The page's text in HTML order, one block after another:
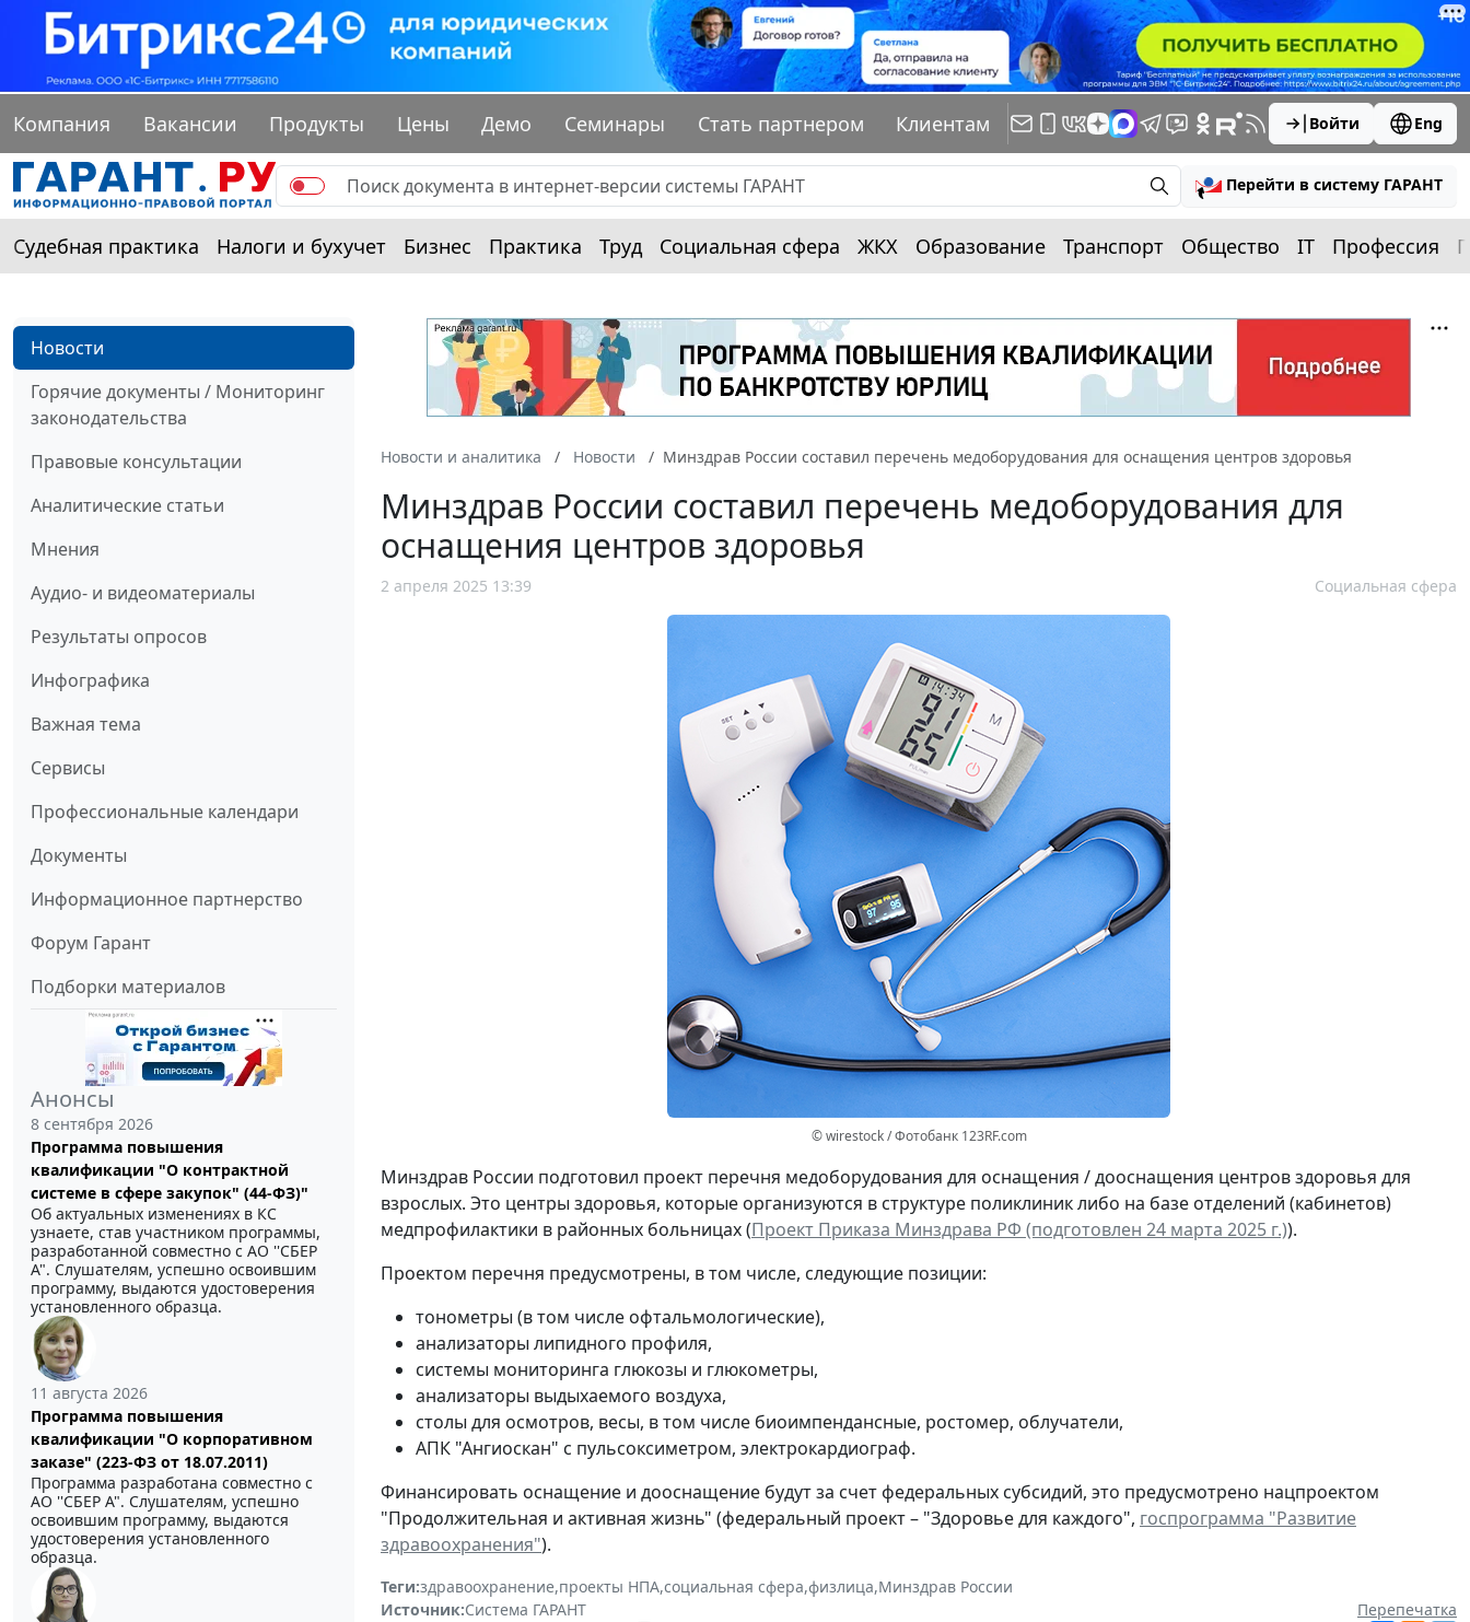
Компания Вакансии Продукты Цены Демо Семинары Стать партнером Клиентам Войти Eng
Перейти в систему ГАРАНТ
Судебная практика Налоги и бухучет Бизнес Практика Труд Социальная сфера ЖКХ Образование Транспорт Общество IT Профессия
Новости
Горячие документы / Мониторинг
законодательства
Правовые консультации
Аналитические статьи
Мнения
Аудио- и видеоматериалы
Результаты опросов
Инфографика
Важная тема
Сервисы
Профессиональные календари
Документы
Информационное партнерство
Форум Гарант
Подборки материалов
Анонсы
8 сентября 2026
Программа повышения
квалификации "О контрактной
системе в сфере закупок" (44-ФЗ)"
Об актуальных изменениях в КС
узнаете, став участником программы,
разработанной совместно с АО ''СБЕР
А". Слушателям, успешно освоившим
программу, выдаются удостоверения
установленного образца.
11 августа 2026
Программа повышения
квалификации "О корпоративном
заказе" (223-ФЗ от 18.07.2011)
Программа разработана совместно с
АО ''СБЕР А". Слушателям, успешно
освоившим программу, выдаются
удостоверения установленного
образца.
Новости и аналитика Новости Минздрав России составил перечень медоборудования для оснащения центров здоровья
Минздрав России составил перечень медоборудования для
оснащения центров здоровья
2 апреля 2025 13:39 Социальная сфера
© wirestock / Фотобанк 123RF.com
Минздрав России подготовил проект перечня медоборудования для оснащения / дооснащения центров здоровья для
взрослых. Это центры здоровья, которые организуются в структуре поликлиник либо на базе отделений (кабинетов)
медпрофилактики в районных больницах (Проект Приказа Минздрава РФ (подготовлен 24 марта 2025 г.)).
Проектом перечня предусмотрены, в том числе, следующие позиции:
тонометры (в том числе офтальмологические),
анализаторы липидного профиля,
системы мониторинга глюкозы и глюкометры,
анализаторы выдыхаемого воздуха,
столы для осмотров, весы, в том числе биоимпендансные, ростомер, облучатели,
АПК "Ангиоскан" с пульсоксиметром, электрокардиограф.
Финансировать оснащение и дооснащение будут за счет федеральных субсидий, это предусмотрено нацпроектом
"Продолжительная и активная жизнь" (федеральный проект – "Здоровье для каждого", госпрограмма "Развитие
здравоохранения").
Теги:здравоохранение,проекты НПА,социальная сфера,физлица,Минздрав России
Источник:Система ГАРАНТ
Перепечатка